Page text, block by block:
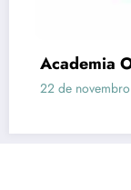
Academia
22 de novembro